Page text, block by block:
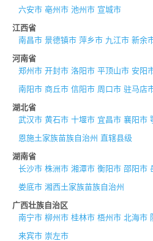
六安市 亳州市 池州市 宣城市
江西省
南昌市 景德镇市 萍乡市 九江市 新余
河南省
郑州市 开封市 洛阳市 平顶山市 安阳
南阳市 商丘市 信阳市 周口市 驻马店
湖北省
武汉市 黄石市 十堰市 宜昌市 襄阳市
恩施土家族苗族自治州 直辖县级
湖南省
长沙市 株洲市 湘潭市 衡阳市 邵阳市
娄底市 湘西土家族苗族自治州
广西壮族自治区
南宁市 柳州市 桂林市 梧州市 北海市
来宾市 崇左市